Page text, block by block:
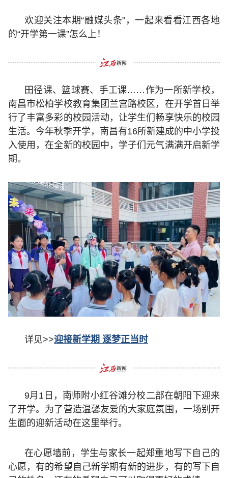
欢迎关注本期“融媒头条”，一起来看看江西各地
的“开学第一课”怎么上！
田径课、篮球赛、手工课……作为一所新学校，
南昌市松柏学校教育集团兰宫路校区，在开学首日举
行了丰富多彩的校园活动，让学生们畅享快乐的校园
生活。今年秋季开学，南昌有16所新建成的中小学投
入使用，在全新的校园中，学子们元气满满开启新学
期。
详见>>迎接新学期 逐梦正当时
9月1日，南师附小红谷滩分校二部在朝阳下迎来
了开学。为了营造温馨友爱的大家庭氛围，一场别开
生面的迎新活动在这里举行。
在心愿墙前，学生与家长一起郑重地写下自己的
心愿，有的希望自己新学期有新的进步，有的写下自